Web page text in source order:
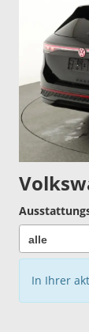
In Ihrer